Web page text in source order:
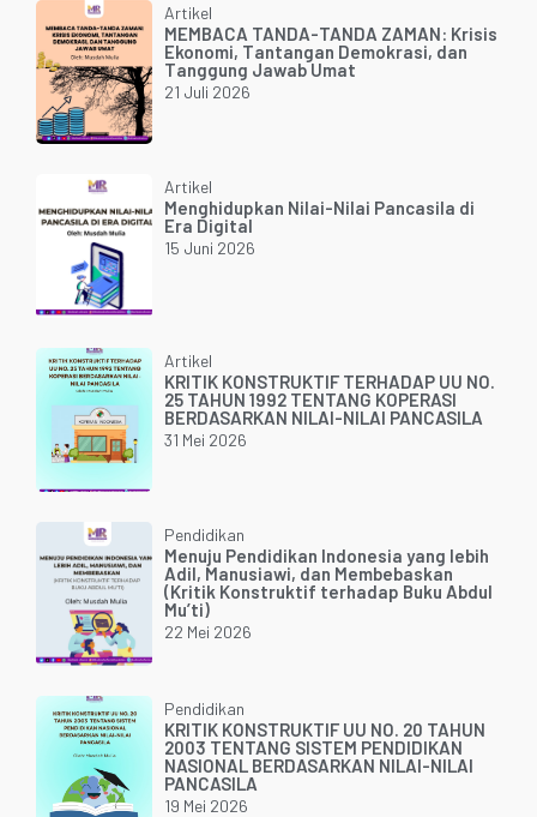
Artikel
MEMBACA TANDA-TANDA ZAMAN: Krisis
Ekonomi, Tantangan Demokrasi, dan
Tanggung Jawab Umat
21 Juli 2026
Artikel
Menghidupkan Nilai-Nilai Pancasila di
Era Digital
15 Juni 2026
Artikel
KRITIK KONSTRUKTIF TERHADAP UU NO.
25 TAHUN 1992 TENTANG KOPERASI
BERDASARKAN NILAI-NILAI PANCASILA
31 Mei 2026
Pendidikan
Menuju Pendidikan Indonesia yang lebih
Adil, Manusiawi, dan Membebaskan
(Kritik Konstruktif terhadap Buku Abdul
Mu’ti)
22 Mei 2026
Pendidikan
KRITIK KONSTRUKTIF UU NO. 20 TAHUN
2003 TENTANG SISTEM PENDIDIKAN
NASIONAL BERDASARKAN NILAI-NILAI
PANCASILA
19 Mei 2026